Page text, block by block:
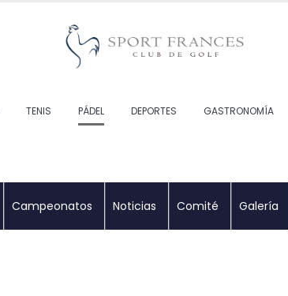
TENIS PÁDEL DEPORTES GASTRONOMÍA
Campeonatos Noticias Comité Galería